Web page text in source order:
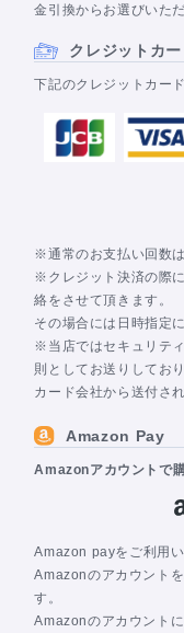
金引換からお選びいただ
クレジットカー
下記のクレジットカー
※通常のお支払い回数
※クレジット決済の際
絡をさせて頂きます。
その場合には日時指定
※当店ではセキュリテ
則としてお送りしてお
カード会社から送付さ
Amazon Pay
Amazonアカウントで
Amazon payをご利用
Amazonのアカウント
す。
Amazonのアカウント